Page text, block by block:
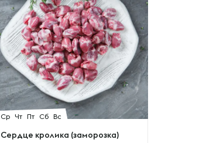
Ср Чт Пт Сб Вс
Сердце кролика (заморозка)